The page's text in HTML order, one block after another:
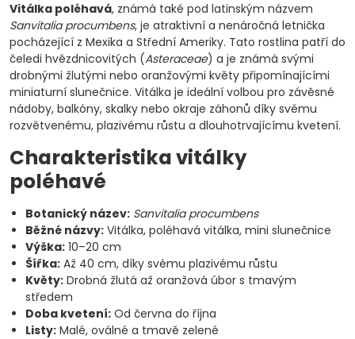
Vitálka poléhavá, známá také pod latinským názvem
Sanvitalia procumbens, je atraktivní a nenáročná letnička
pocházející z Mexika a Střední Ameriky. Tato rostlina patří do
čeledi hvězdnicovitých (Asteraceae) a je známá svými
drobnými žlutými nebo oranžovými květy připomínajícími
miniaturní slunečnice. Vitálka je ideální volbou pro závěsné
nádoby, balkóny, skalky nebo okraje záhonů díky svému
rozvětvenému, plazivému růstu a dlouhotrvajícímu kvetení.
Charakteristika vitálky
poléhavé
Botanický název: Sanvitalia procumbens
Běžné názvy: Vitálka, poléhavá vitálka, mini slunečnice
Výška: 10–20 cm
Šířka: Až 40 cm, díky svému plazivému růstu
Květy: Drobná žlutá až oranžová úbor s tmavým
středem
Doba kvetení: Od června do října
Listy: Malé, oválné a tmavě zelené